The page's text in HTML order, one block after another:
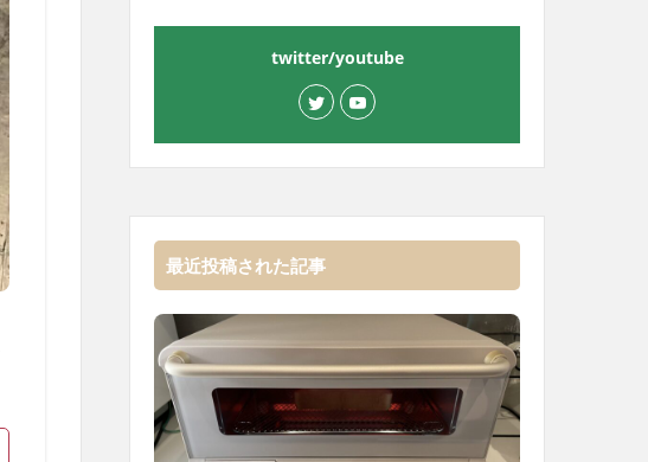
twitter/youtube
最近投稿された記事